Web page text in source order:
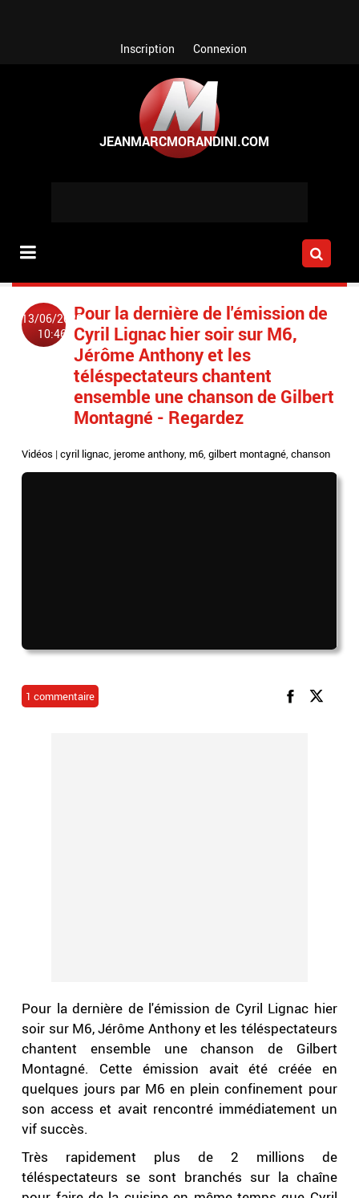
Inscription Connexion
13/06/2020
10:46
Pour la dernière de l'émission de
Cyril Lignac hier soir sur M6,
Jérôme Anthony et les
téléspectateurs chantent
ensemble une chanson de Gilbert
Montagné - Regardez
Vidéos |cyril lignac, jerome anthony,m6,gilbert montagné,chanson
1 commentaire
Pour la dernière de l'émission de Cyril Lignac hier
soir sur M6, Jérôme Anthony et les téléspectateurs
chantent ensemble une chanson de Gilbert
Montagné. Cette émission avait été créée en
quelques jours par M6 en plein confinement pour
son access et avait rencontré immédiatement un
vif succès.
Très rapidement plus de 2 millions de
téléspectateurs se sont branchés sur la chaîne